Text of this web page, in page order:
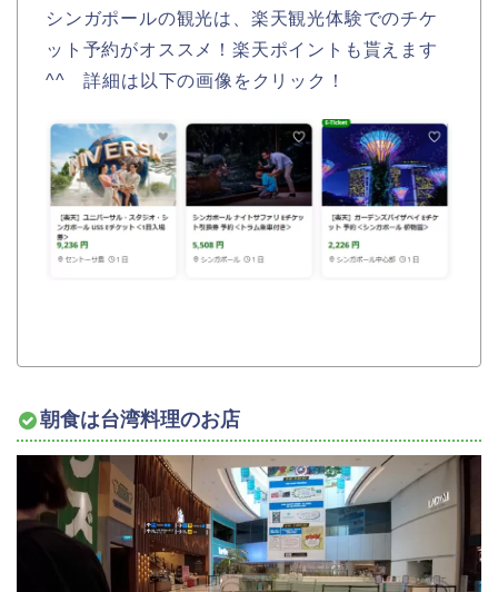
シンガポールの観光は、楽天観光体験でのチケ
ット予約がオススメ！楽天ポイントも貰えます
^^ 詳細は以下の画像をクリック！
朝食は台湾料理のお店